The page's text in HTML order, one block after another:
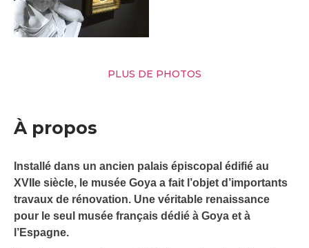
PLUS DE PHOTOS
À propos
Installé dans un ancien palais épiscopal édifié au
XVIIe siècle, le musée Goya a fait l’objet d’importants
travaux de rénovation. Une véritable renaissance
pour le seul musée français dédié à Goya et à
l’Espagne.